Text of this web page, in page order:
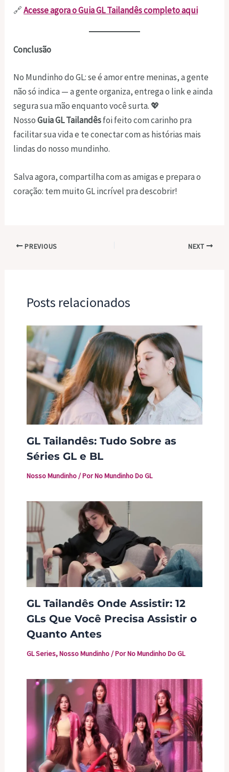
🔗Acesse agora o Guia GL Tailandês completo aqui
Conclusão
No Mundinho do GL: se é amor entre meninas, a gente
não só indica — a gente organiza, entrega o link e ainda
segura sua mão enquanto você surta. 💖
NossoGuia GL Tailandêsfoi feito com carinho pra
facilitar sua vida e te conectar com as histórias mais
lindas do nosso mundinho.
Salva agora, compartilha com as amigas e prepara o
coração: tem muito GL incrível pra descobrir!
PREVIOUS NEXT
Posts relacionados
GL Tailandês: Tudo Sobre as
Séries GL e BL
Nosso Mundinho/ PorNo Mundinho Do GL
GL Tailandês Onde Assistir: 12
GLs Que Você Precisa Assistir o
Quanto Antes
GL Series,Nosso Mundinho/ PorNo Mundinho Do GL